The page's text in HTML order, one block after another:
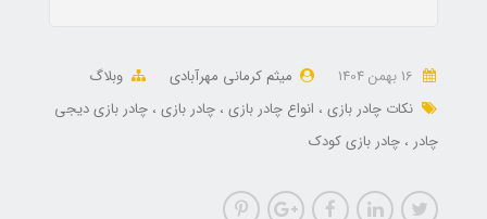
میثم کرمانی مهرآبادی
وبلاگ
نکات چادر بازی
انواع چادر بازی چادر بازی چادر بازی دیجی
چادر
چادر بازی کودک